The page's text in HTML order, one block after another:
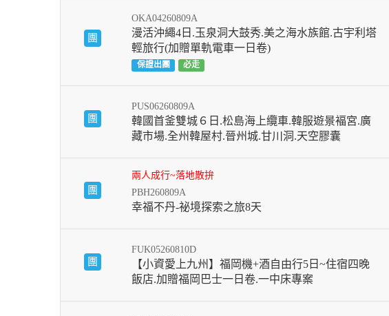
團
OKA04260809A
漫活沖繩4日.玉泉洞大鼓秀.美之海水族館.古宇利塔
輕旅行(加贈單軌電車一日卷)
保證出團 必走
團
PUS06260809A
韓國首釜雙城６日.松島海上纜車.韓服遊景褔宮.廣
藏市場.全州韓屋村.晉州城.甘川洞.天空膠囊
團
兩人成行~落地散拚
PBH260809A
幸福不丹-祕境探索之旅8天
團
FUK05260810D
【小資愛上九州】福岡機+酒自由行5日~住宿四晚
飯店.加贈福岡巴士一日卷.一中床專案